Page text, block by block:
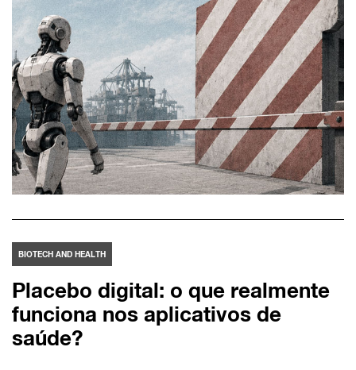
BIOTECH AND HEALTH
Placebo digital: o que realmente
funciona nos aplicativos de
saúde?